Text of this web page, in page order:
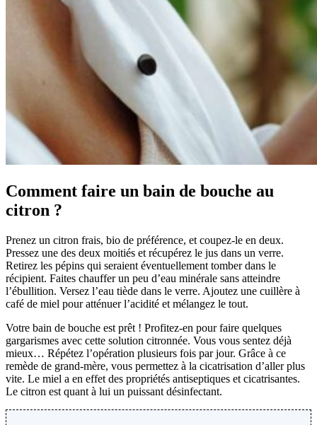
Comment faire un bain de bouche au
citron ?
Prenez un citron frais, bio de préférence, et coupez-le en deux.
Pressez une des deux moitiés et récupérez le jus dans un verre.
Retirez les pépins qui seraient éventuellement tomber dans le
récipient. Faites chauffer un peu d’eau minérale sans atteindre
l’ébullition. Versez l’eau tiède dans le verre. Ajoutez une cuillère à
café de miel pour atténuer l’acidité et mélangez le tout.
Votre bain de bouche est prêt ! Profitez-en pour faire quelques
gargarismes avec cette solution citronnée. Vous vous sentez déjà
mieux… Répétez l’opération plusieurs fois par jour. Grâce à ce
remède de grand-mère, vous permettez à la cicatrisation d’aller plus
vite. Le miel a en effet des propriétés antiseptiques et cicatrisantes.
Le citron est quant à lui un puissant désinfectant.